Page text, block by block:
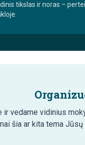
tikslas ir noras –
ir vedame vidinius
šia ar kita tema